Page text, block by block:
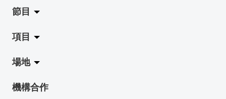
關於藝穗會
藝穗會的演化
使命與宗旨
藝穗會架構
節目
拉闊
展覽
演出
項目
Jazz-Go-Central, Jazz-Go-Fringe
LPL
場地
陳麗玲畫廊
機構合作